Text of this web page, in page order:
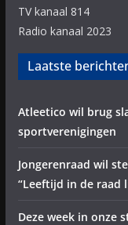
TV kanaal 814
Radio kanaal 2023
Laatste
Atleetico wil brug
sportverenigingen
Jongerenraad wil
“Leeftijd in de raad
Deze week in onze